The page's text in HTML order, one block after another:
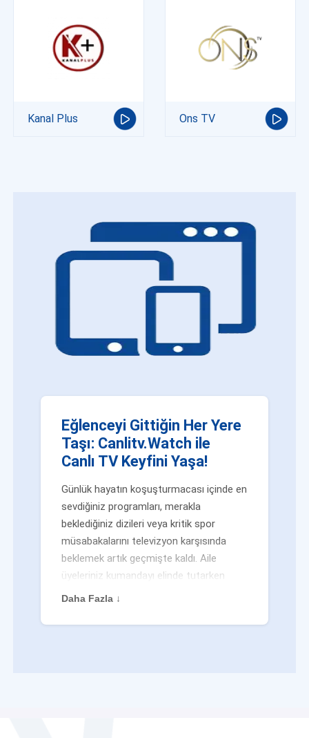
Kanal Plus Ons TV
Eğlenceyi Gittiğin Her Yere
Taşı: Canlitv.Watch ile
Canlı TV Keyfini Yaşa!
Günlük hayatın koşuşturmacası içinde en
sevdiğiniz programları, merakla
beklediğiniz dizileri veya kritik spor
müsabakalarını televizyon karşısında
beklemek artık geçmişte kaldı. Aile
üyeleriniz kumandayı elinde tutarken
veya siz evden uzaktayken bile
değilsiniz. Geleneksel yayıncılığın
Daha Fazla ↓